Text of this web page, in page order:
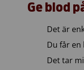
Ge blod
Det är
Du får en
Det tar